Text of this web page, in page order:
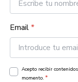
Email*
Acepto recibir
momento. *